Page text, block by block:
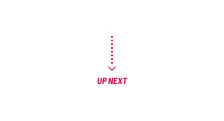
UP NEXT